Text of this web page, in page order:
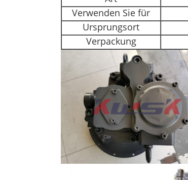
Verwenden Sie für
Ursprungsort
Verpackung